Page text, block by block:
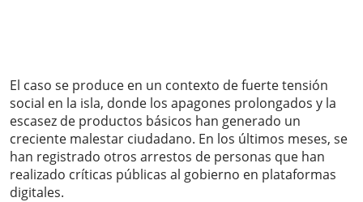
El caso se produce en un contexto de fuerte tensión
social en la isla, donde los apagones prolongados y la
escasez de productos básicos han generado un
creciente malestar ciudadano. En los últimos meses, se
han registrado otros arrestos de personas que han
realizado críticas públicas al gobierno en plataformas
digitales.